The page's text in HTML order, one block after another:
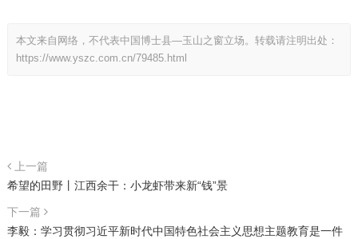
本文来自网络，不代表中国博士县—玉山之窗立场。转载请注明出处：
https://www.yszc.com.cn/79485.html
上一篇
希望的田野丨江西余干：小龙虾带来新“钱”景
下一篇
李毅：学习贯彻习近平新时代中国特色社会主义思想主题教育是一件